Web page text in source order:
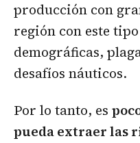
producción con
región con este
demográficas,
desafíos náuticos.
Por lo tanto, es
pueda extraer las